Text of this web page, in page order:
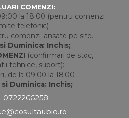
COMENZI:
la 18:00 (pentru comenzi
telefonic)
comenzi lansate pe site.
Duminica: Inchis;
(confirmari de stoc,
tehnice, suport):
de la 09:00 la 18:00
Duminica: Inchis;
0722266258